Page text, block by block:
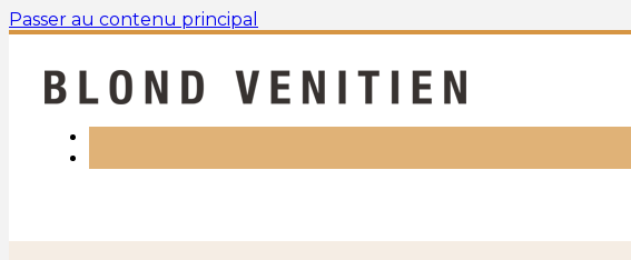
Passer au contenu principal